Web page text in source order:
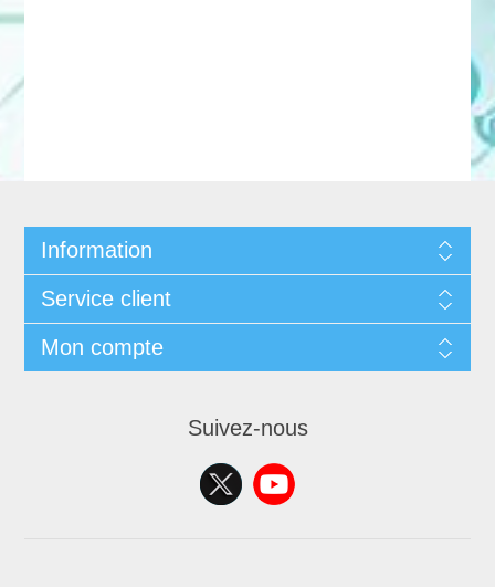
Information
Service client
Mon compte
Suivez-nous